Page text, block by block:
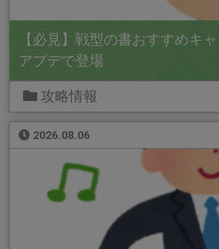
【必見】戦型の書おすすめキ
アプデで登場
攻略情報
2026.08.06